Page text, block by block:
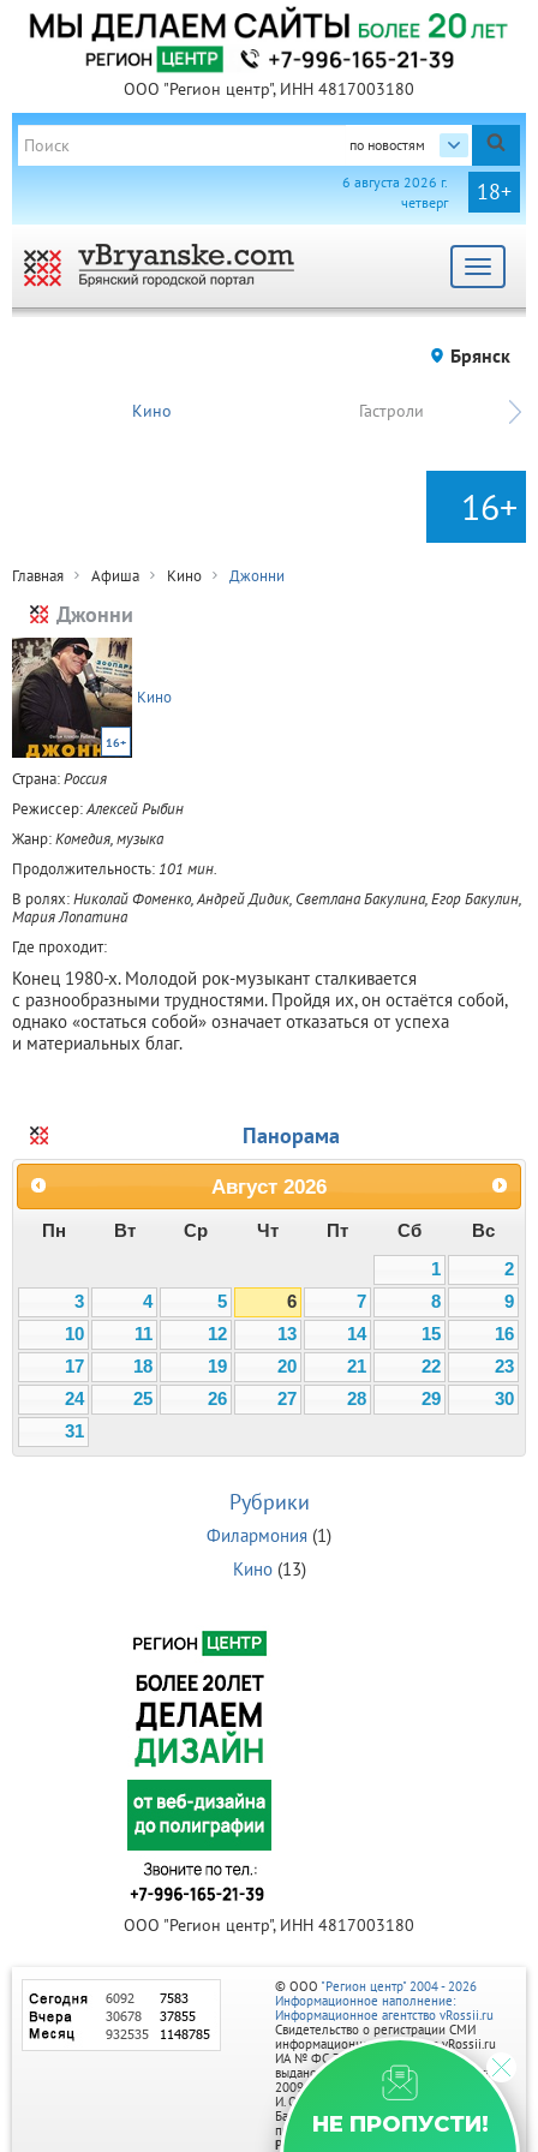
ООО "Регион центр", ИНН 4817003180
по новостям
18+
6 августа 2026 г.
четверг
Toggle
Брянск
Кино Гастроли
16+
Главная Афиша Кино Джонни
Джонни
16+
Кино
Страна:Россия
Режиссер:Алексей Рыбин
Жанр:Комедия, музыка
Продолжительность: 101 мин.
В ролях:Николай Фоменко, Андрей Дидик, Светлана Бакулина, Егор Бакулин,
Мария Лопатина
Где проходит:
Конец 1980-х. Молодой рок-музыкант сталкивается
с разнообразными трудностями. Пройдя их, он остаётся собой,
однако «остаться собой» означает отказаться от успеха
и материальных благ.
Панорама
Август 2026
Пн Вт Ср Чт Пт Сб
Вс
1
2
3
4 5 6 7 8
9
10
11 12 13 14 15
16
17
18 19 20 21 22
23
24
25 26 27 28 29
30
31
Рубрики
Филармония (1)
Кино(13)
ООО "Регион центр", ИНН 4817003180
НЕ ПРОПУСТИ!
© ООО "Регион центр" 2004 - 2026
Информационное наполнение:
Информационное агентство vRossii.ru
Свидетельство о регистрации СМИ
информационного агентства vRossii.ru
ИА № ФС 77‑35502
выдано РОСКОМНАДЗОРом 04 марта
2009г.
И. О. Главного редактора Нарыков А. Н.
Баннеры на портале размещаются на
правах рекламы.
Реклама на портале: